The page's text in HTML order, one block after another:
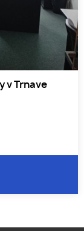
v Trnave